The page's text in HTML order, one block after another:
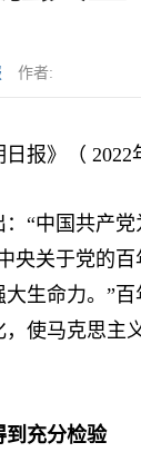
作者:
》（ 2022年
中国共产党
央关于党的
生命力。”
使马克思主
到充分检验